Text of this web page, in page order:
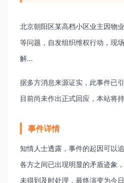
北京朝阳区某高档小区业主因物
等问题，自发组织维权行动，现
解...
据多方消息来源证实，此事件已
目前尚未作出正式回应，本站将持
事件详情
知情人士透露，事件的起因可以
各方之间已出现明显的矛盾迹象
未得到及时处理，最终演变为今日